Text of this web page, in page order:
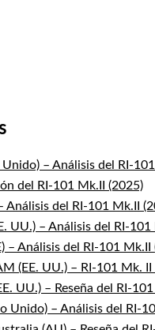
Unido) – Análisis del RI-
del RI-101 Mk.II (2025)
Análisis del RI-101 Mk.II
UU.) – Análisis del RI-
– Análisis del RI-101 Mk.II
(EE. UU.) – RI-101 Mk.
UU.) – Reseña del RI-
Unido) – Análisis del RI-